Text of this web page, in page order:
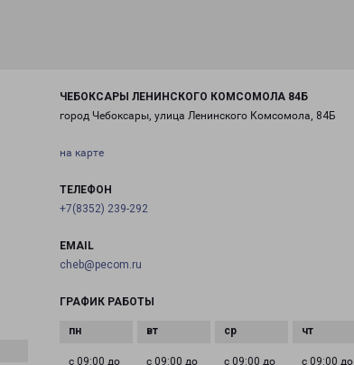
ЧЕБОКСАРЫ ЛЕНИНСКОГО КОМСОМОЛА 84Б
город Чебоксары, улица Ленинского Комсомола, 84Б
на карте
ТЕЛЕФОН
+7(8352) 239-292
EMAIL
cheb@pecom.ru
ГРАФИК РАБОТЫ
с 09:00 до с 09:00 до с 09:00 до с 09:00 до